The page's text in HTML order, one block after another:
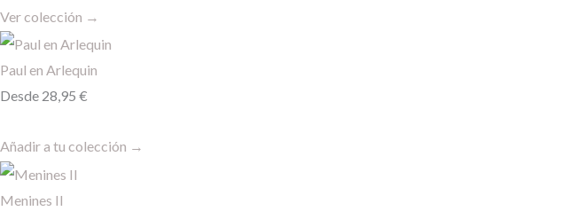
Ver colección →
Paul en Arlequin
Desde 28,95 €
Añadir a tu colección →
Menines II